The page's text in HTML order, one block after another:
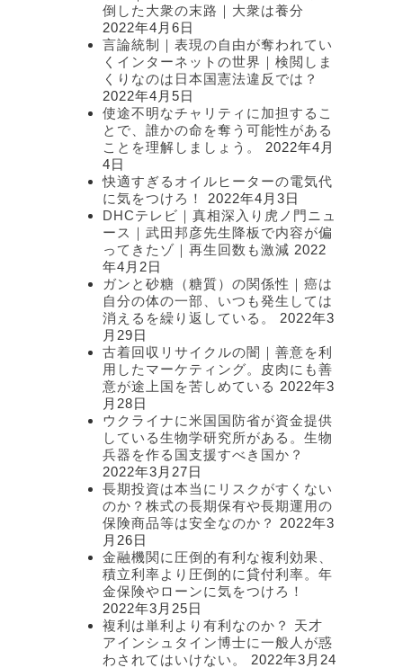
倒した大衆の末路｜大衆は養分
2022年4月6日
言論統制｜表現の自由が奪われてい
くインターネットの世界｜検閲しま
くりなのは日本国憲法違反では？
2022年4月5日
使途不明なチャリティに加担するこ
とで、誰かの命を奪う可能性がある
ことを理解しましょう。
2022年4月
4日
快適すぎるオイルヒーターの電気代
に気をつけろ！
2022年4月3日
DHCテレビ｜真相深入り虎ノ門ニュ
ース｜武田邦彦先生降板で内容が偏
ってきたゾ｜再生回数も激減 2022
年4月2日
ガンと砂糖（糖質）の関係性｜癌は
自分の体の一部、いつも発生しては
消えるを繰り返している。
2022年3
月29日
古着回収リサイクルの闇｜善意を利
用したマーケティング。皮肉にも善
意が途上国を苦しめている 2022年3
月28日
ウクライナに米国国防省が資金提供
している生物学研究所がある。生物
兵器を作る国支援すべき国か？
2022年3月27日
長期投資は本当にリスクがすくない
のか？株式の長期保有や長期運用の
保険商品等は安全なのか？
2022年3
月26日
金融機関に圧倒的有利な複利効果、
積立利率より圧倒的に貸付利率。年
金保険やローンに気をつけろ！
2022年3月25日
複利は単利より有利なのか？ 天才
アインシュタイン博士に一般人が惑
わされてはいけない。
2022年3月24